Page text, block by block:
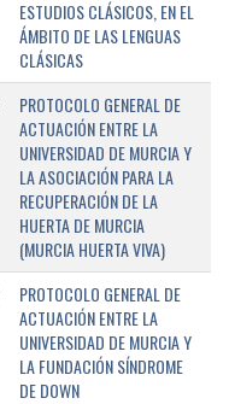
ESTUDIOS CLÁSICOS, EN EL
ÁMBITO DE LAS LENGUAS
CLÁSICAS
PROTOCOLO GENERAL DE
ACTUACIÓN ENTRE LA
UNIVERSIDAD DE MURCIA Y
LA ASOCIACIÓN PARA LA
RECUPERACIÓN DE LA
HUERTA DE MURCIA
(MURCIA HUERTA VIVA)
PROTOCOLO GENERAL DE
ACTUACIÓN ENTRE LA
UNIVERSIDAD DE MURCIA Y
LA FUNDACIÓN SÍNDROME
DE DOWN